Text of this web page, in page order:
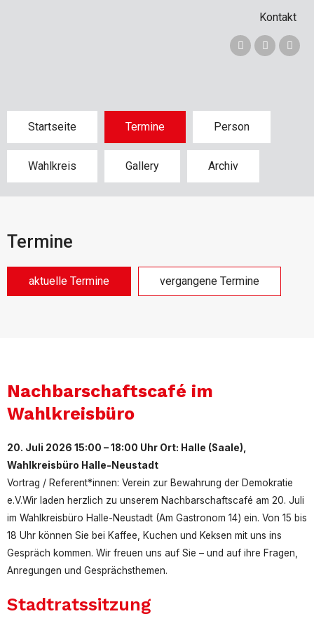
Kontakt
Startseite Termine Person
Wahlkreis Gallery Archiv
Termine
aktuelle Termine vergangene Termine
Nachbarschaftscafé im
Wahlkreisbüro
20. Juli 2026 15:00 – 18:00 Uhr Ort: Halle (Saale),
Wahlkreisbüro Halle-Neustadt
Vortrag / Referent*innen: Verein zur Bewahrung der Demokratie
e.V.Wir laden herzlich zu unserem Nachbarschaftscafé am 20. Juli
im Wahlkreisbüro Halle-Neustadt (Am Gastronom 14) ein. Von 15 bis
18 Uhr können Sie bei Kaffee, Kuchen und Keksen mit uns ins
Gespräch kommen. Wir freuen uns auf Sie – und auf ihre Fragen,
Anregungen und Gesprächsthemen.
Stadtratssitzung